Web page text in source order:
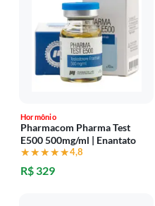
Hormônio
Pharmacom Pharma Test
E500 500mg/ml | Enantato
★★★★★
★★★★★4,8
R$ 329